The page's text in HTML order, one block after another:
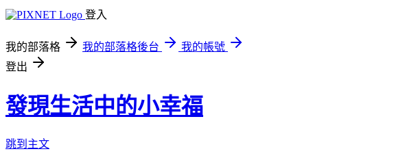
登入
我的部落格 我的部落格後台
我的帳號
登出
發現生活中的小幸福
跳到主文